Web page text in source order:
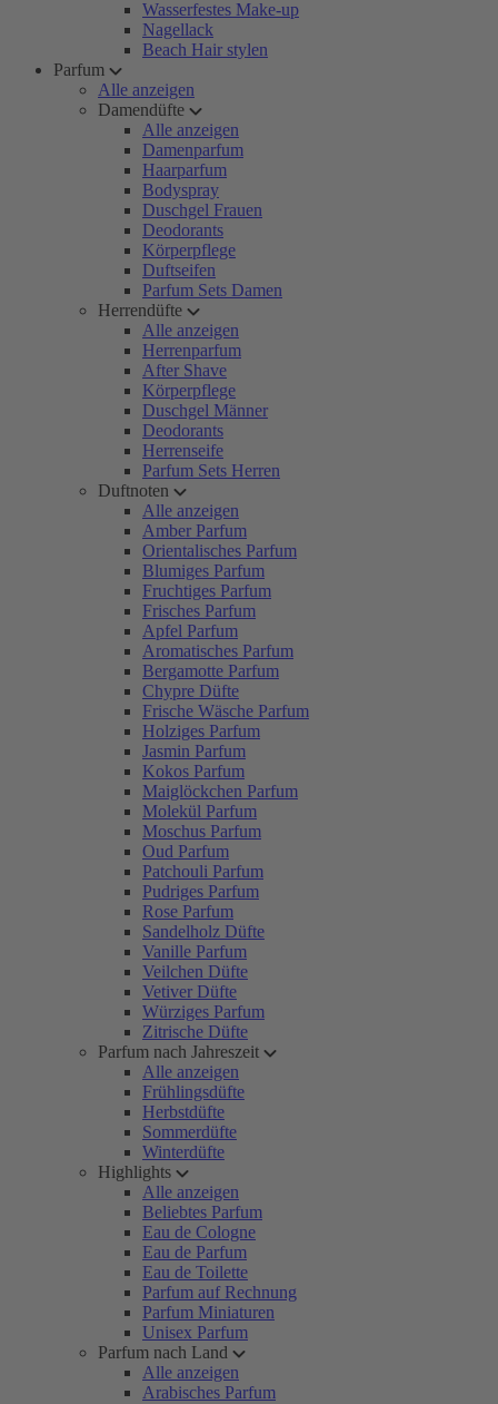
Wasserfestes Make-up
Nagellack
Beach Hair stylen
Parfum
Alle anzeigen
Damendüfte
Alle anzeigen
Damenparfum
Haarparfum
Bodyspray
Duschgel Frauen
Deodorants
Körperpflege
Duftseifen
Parfum Sets Damen
Herrendüfte
Alle anzeigen
Herrenparfum
After Shave
Körperpflege
Duschgel Männer
Deodorants
Herrenseife
Parfum Sets Herren
Duftnoten
Alle anzeigen
Amber Parfum
Orientalisches Parfum
Blumiges Parfum
Fruchtiges Parfum
Frisches Parfum
Apfel Parfum
Aromatisches Parfum
Bergamotte Parfum
Chypre Düfte
Frische Wäsche Parfum
Holziges Parfum
Jasmin Parfum
Kokos Parfum
Maiglöckchen Parfum
Molekül Parfum
Moschus Parfum
Oud Parfum
Patchouli Parfum
Pudriges Parfum
Rose Parfum
Sandelholz Düfte
Vanille Parfum
Veilchen Düfte
Vetiver Düfte
Würziges Parfum
Zitrische Düfte
Parfum nach Jahreszeit
Alle anzeigen
Frühlingsdüfte
Herbstdüfte
Sommerdüfte
Winterdüfte
Highlights
Alle anzeigen
Beliebtes Parfum
Eau de Cologne
Eau de Parfum
Eau de Toilette
Parfum auf Rechnung
Parfum Miniaturen
Unisex Parfum
Parfum nach Land
Alle anzeigen
Arabisches Parfum